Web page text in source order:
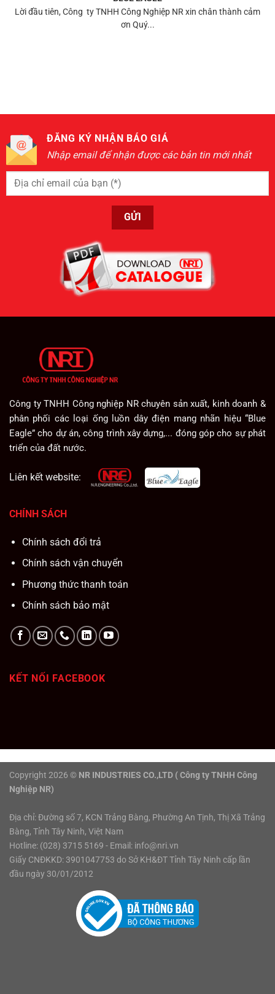
Lời đầu tiên, Công ty TNHH Công Nghiệp NR xin chân thành cảm
ơn Quý...
ĐĂNG KÝ NHẬN BÁO GIÁ
Nhập email để nhận được các bản tin mới nhất
Công ty TNHH Công nghiệp NR chuyên sản xuất, kinh doanh &
phân phối các loại ống luồn dây điện mang nhãn hiệu “Blue
Eagle” cho dự án, công trình xây dựng,... đóng góp cho sự phát
triển của đất nước.
Liên kết website:
CHÍNH SÁCH
Chính sách đổi trả
Chính sách vận chuyển
Phương thức thanh toán
Chính sách bảo mật
KẾT NỐI FACEBOOK
Copyright 2026 © NR INDUSTRIES CO.,LTD ( Công ty TNHH Công
Nghiệp NR)
Địa chỉ: Đường số 7, KCN Trảng Bàng, Phường An Tịnh, Thị Xã Trảng
Bàng, Tỉnh Tây Ninh, Việt Nam
Hotline: (028) 3715 5169 - Email: info@nri.vn
Giấy CNĐKKD: 3901047753 do Sở KH&ĐT Tỉnh Tây Ninh cấp lần
đầu ngày 30/01/2012